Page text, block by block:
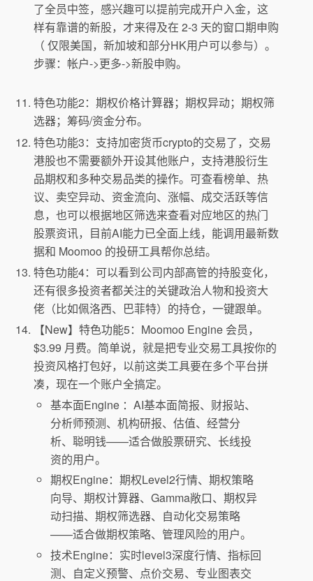
了全员中签，感兴趣可以提前完成开户入金，这
样有靠谱的新股，才来得及在 2-3 天的窗口期申购
（ 仅限美国，新加坡和部分HK用户可以参与）。
步骤：帐户->更多->新股申购。
特色功能2：期权价格计算器；期权异动；期权筛
选器；筹码/资金分布。
特色功能3：支持加密货币crypto的交易了，交易
港股也不需要额外开设其他账户，支持港股衍生
品期权和多种交易品类的操作。可查看榜单、热
议、卖空异动、资金流向、涨幅、成交活跃等信
息，也可以根据地区筛选来查看对应地区的热门
股票资讯，目前AI能力已全面上线，能调用最新数
据和 Moomoo 的投研工具帮你总结。
特色功能4：可以看到公司内部高管的持股变化，
还有很多投资者都关注的关键政治人物和投资大
佬（比如佩洛西、巴菲特）的持仓，一键跟单。
【New】特色功能5：Moomoo Engine 会员，
$3.99 月费。简单说，就是把专业交易工具按你的
投资风格打包好，以前这类工具要在多个平台拼
凑，现在一个账户全搞定。
基本面Engine ：AI基本面简报、财报站、
分析师预测、机构研报、估值、经营分
析、聪明钱——适合做股票研究、长线投
资的用户。
期权Engine：期权Level2行情、期权策略
向导、期权计算器、Gamma敞口、期权异
动扫描、期权筛选器、自动化交易策略
——适合做期权策略、管理风险的用户。
技术Engine：实时level3深度行情、指标回
测、自定义预警、点价交易、专业图表交